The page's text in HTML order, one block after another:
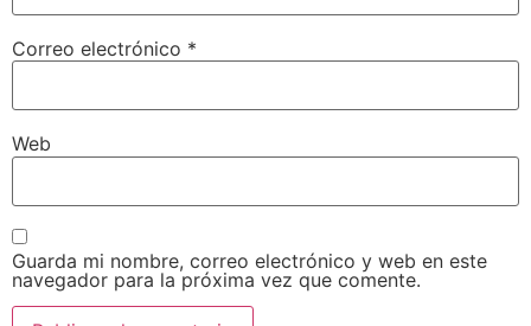
Correo electrónico *
Web
Guarda mi nombre, correo electrónico y web en este
navegador para la próxima vez que comente.